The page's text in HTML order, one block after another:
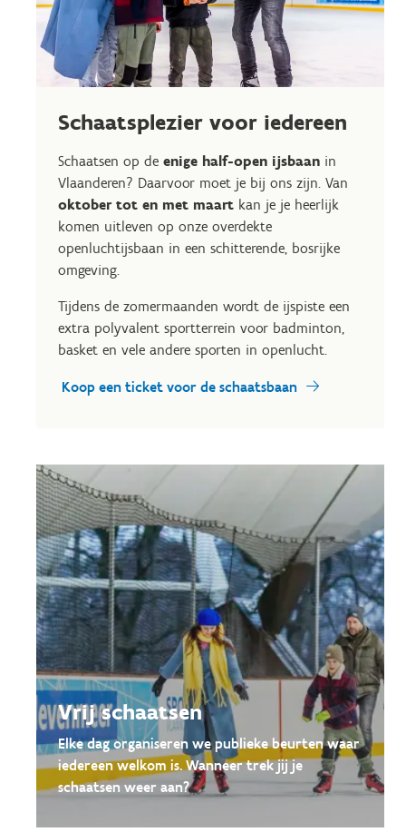
Schaatsplezier voor iedereen
Schaatsen op de enige half-open ijsbaan in
Vlaanderen? Daarvoor moet je bij ons zijn. Van
oktober tot en met maart kan je je heerlijk
komen uitleven op onze overdekte
openluchtijsbaan in een schitterende, bosrijke
omgeving.
Tijdens de zomermaanden wordt de ijspiste een
extra polyvalent sportterrein voor badminton,
basket en vele andere sporten in openlucht.
Koop een ticket voor de schaatsbaan
Vrij schaatsen
Elke dag organiseren we publieke beurten waar
iedereen welkom is. Wanneer trek jij je
schaatsen weer aan?